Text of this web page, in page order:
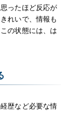
ったほど反応が
れいで、情報も
の状態には、は
歴など必要な情